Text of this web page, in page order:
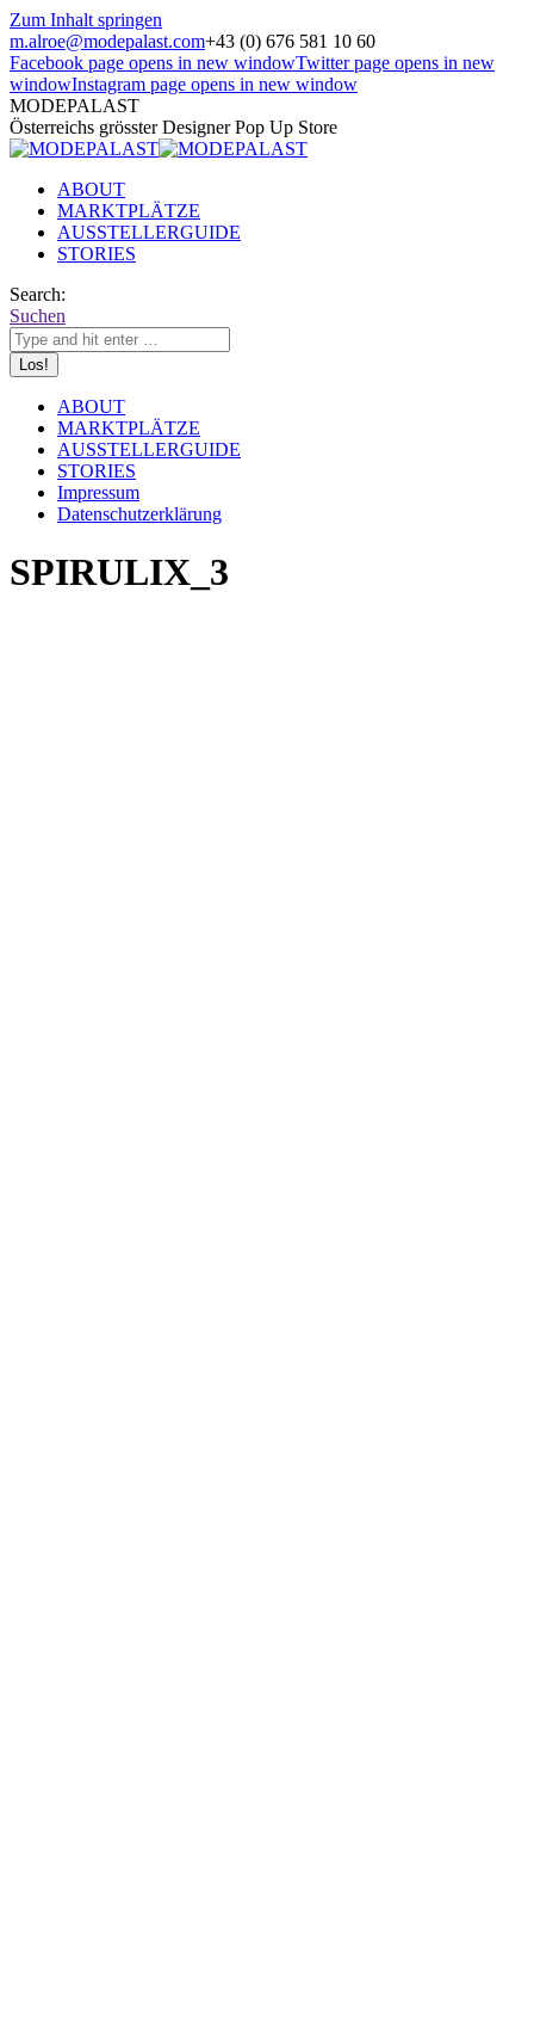
Zum Inhalt springen
m.alroe@modepalast.com+43 (0) 676 581 10 60
Facebook page opens in new windowTwitter page opens in new
windowInstagram page opens in new window
MODEPALAST
Österreichs grösster Designer Pop Up Store
ABOUT
MARKTPLÄTZE
AUSSTELLERGUIDE
STORIES
Search:
Suchen
ABOUT
MARKTPLÄTZE
AUSSTELLERGUIDE
STORIES
Impressum
Datenschutzerklärung
SPIRULIX_3